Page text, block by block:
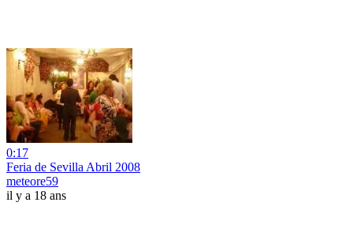
0:17
Feria de Sevilla Abril 2008
meteore59
il y a 18 ans